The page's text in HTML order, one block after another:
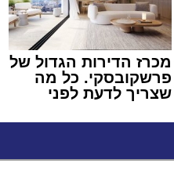
מכרז הדירות הגדול של
פרשקובסקי. כל מה
שצריך לדעת לפני
באשדוד